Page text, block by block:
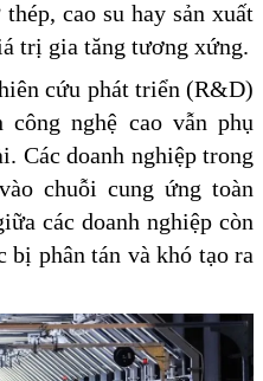
cao su hay sản xuất
trị gia tăng tương xứng.
cứu phát triển (R&D)
nghệ cao vẫn phụ
Các doanh nghiệp trong
chuỗi cung ứng toàn
các doanh nghiệp còn
bị phân tán và khó tạo ra